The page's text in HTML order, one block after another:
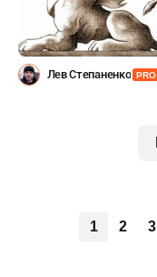
Лев Степаненко PRO
1 2 3